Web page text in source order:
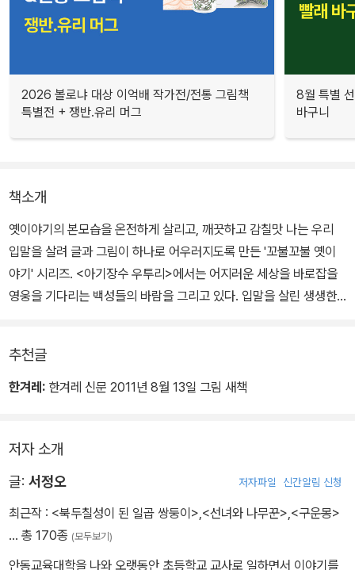
2026 볼로냐 대상 이억배 작가전/전통 그림책
특별전 + 쟁반.유리 머그
8월 특별
바구니
책소개
옛이야기의 본모습을 온전하게 살리고, 깨끗하고 감칠맛 나는 우리
입말을 살려 글과 그림이 하나로 어우러지도록 만든 '꼬불꼬불 옛이
야기' 시리즈. <아기장수 우투리>에서는 어지러운 세상을 바로잡을
영웅을 기다리는 백성들의 바람을 그리고 있다. 입말을 살린 생생한
나쁜 임금과 벼슬아치들이 백성들을 괴롭히던 때, 우투리라는 영웅이
웅인 우투리와 백성들을 괴롭히는 임금이 팽팽하게 맞서면서, 간발의
차로 패배하게 되는 영웅의 이야기가 아슬아슬하고 긴장감 있게 펼쳐
추천글
한겨레: 한겨레 신문 2011년 8월 13일 그림 새책
저자 소개
글: 서정오 저자파일 신간알림 신청
최근작 : <북두칠성이 된 일곱 쌍둥이>,<선녀와 나무꾼>,<구운몽>
… 총 170종 (모두보기)
안동교육대학을 나와 오랫동안 초등학교 교사로 일하면서 이야기를